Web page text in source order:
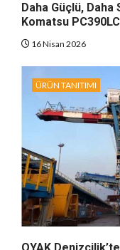
Daha Güçlü, Daha
Komatsu
16 Nisan 2026
ÜRÜN TANITIMI